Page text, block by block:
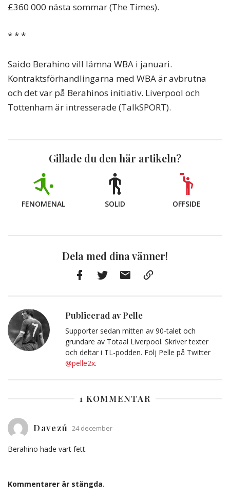
£360 000 nästa sommar (The Times).
* * *
Saido Berahino vill lämna WBA i januari.
Kontraktsförhandlingarna med WBA är avbrutna
och det var på Berahinos initiativ. Liverpool och
Tottenham är intresserade (TalkSPORT).
Gillade du den här artikeln?
FENOMENAL SOLID OFFSIDE
Dela med dina vänner!
Publicerad av Pelle
Supporter sedan mitten av 90-talet och
grundare av Totaal Liverpool. Skriver texter
och deltar i TL-podden. Följ Pelle på Twitter
@pelle2x.
1 KOMMENTAR
Davezú 24 december
Berahino hade vart fett.
Kommentarer är stängda.